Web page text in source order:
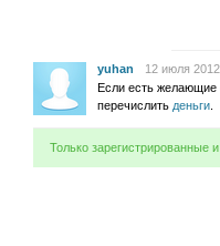
yuhan
12 июля
Если есть желающие
перечислить деньги
Только зарегистрированные